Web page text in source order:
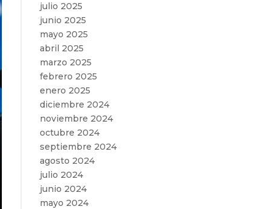
julio 2025
junio 2025
mayo 2025
abril 2025
marzo 2025
febrero 2025
enero 2025
diciembre 2024
noviembre 2024
octubre 2024
septiembre 2024
agosto 2024
julio 2024
junio 2024
mayo 2024